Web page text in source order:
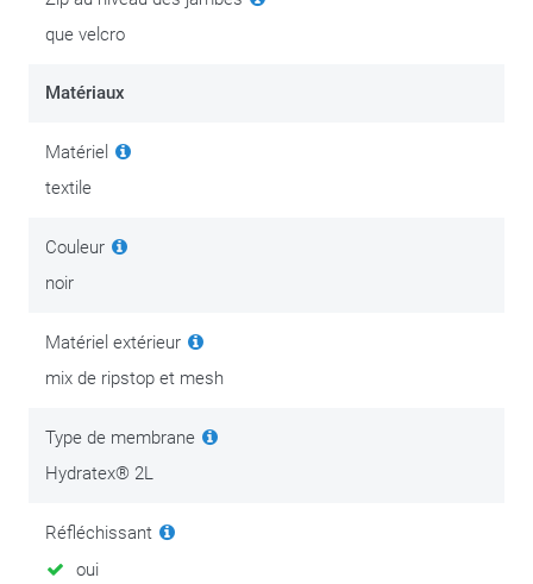
que velcro
Matériaux
Matériel
textile
Couleur
noir
Matériel extérieur
mix de ripstop et mesh
Type de membrane
Hydratex® 2L
Réfléchissant
oui